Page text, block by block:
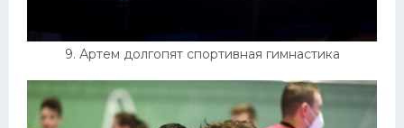
9. Артем долгопят спортивная гимнастика